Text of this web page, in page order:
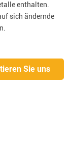
enthalten.
sich ändernde
Sie uns